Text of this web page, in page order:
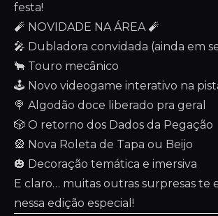
festa!
🧨 NOVIDADE NA ÁREA 🧨
🎤 Dubladora convidada (ainda em
🐂 Touro mecânico
🕹️ Novo videogame interativo na
🍭 Algodão doce liberado pra geral
🎲 O retorno dos Dados da Pegação
🎡 Nova Roleta de Tapa ou Beijo
🎃 Decoração temática e imersiva
E claro… muitas outras surpresas te
nessa edição especial!